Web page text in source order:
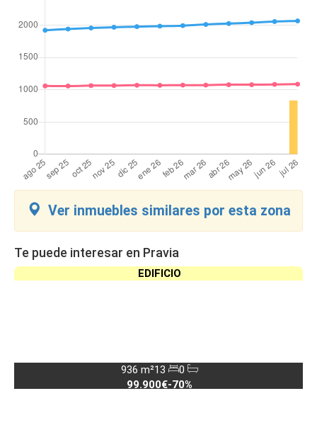
Ver inmuebles similares por esta zona
Te puede interesar en Pravia
EDIFICIO
936 m²13
0
99.900€-70%